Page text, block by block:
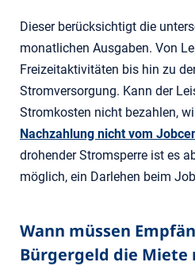
Dieser berücksichtigt die
monatlichen Ausgaben. Von
Freizeitaktivitäten bis hin zu
Stromversorgung. Kann der
Stromkosten nicht bezahlen,
Nachzahlung nicht vom
drohender Stromsperre ist es
möglich, ein Darlehen beim
Wann müssen
Bürgergeld die Miete